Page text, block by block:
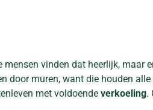
vinden dat heerlijk, maar
door muren, want die houden
met voldoende verkoeling.